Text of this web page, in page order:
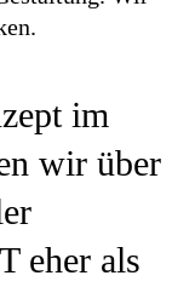
im
wir über
eher als